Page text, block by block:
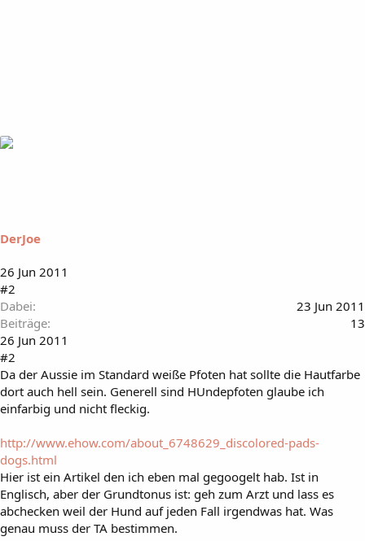
DerJoe
26 Jun 2011
#2
Dabei
23 Jun 2011
Beiträge
13
26 Jun 2011
#2
Da der Aussie im Standard weiße Pfoten hat sollte die Hautfarbe
dort auch hell sein. Generell sind HUndepfoten glaube ich
einfarbig und nicht fleckig.
http://www.ehow.com/about_6748629_discolored-pads-
dogs.html
Hier ist ein Artikel den ich eben mal gegoogelt hab. Ist in
Englisch, aber der Grundtonus ist: geh zum Arzt und lass es
abchecken weil der Hund auf jeden Fall irgendwas hat. Was
genau muss der TA bestimmen.